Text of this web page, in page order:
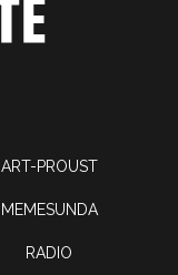
ART-PROUST
MEMESUNDA
RADIO